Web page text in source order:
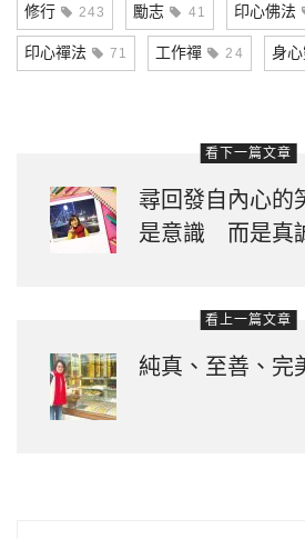
修行 243 勵志 41 印心佛法
印心禪法 71 工作禪 24 身心
看下一篇文章
尋回發自內心
是意識 而是真
看上一篇文章
純真、至善、完